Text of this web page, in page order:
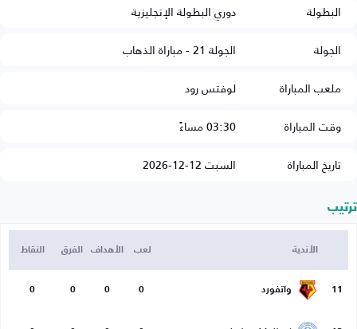
البطولة
دوري البطولة الإنجليزية
الجولة
الجولة 21 - مباراة الذهاب
ملعب المباراة
لوفتس رود
وقت المباراة
03:30 مساءً
تاريخ المباراة
السبت 12-12-2026
ترتيب
الأندية لعب الأهداف الفرق النقاط
11 واتفورد 0
0
0
0